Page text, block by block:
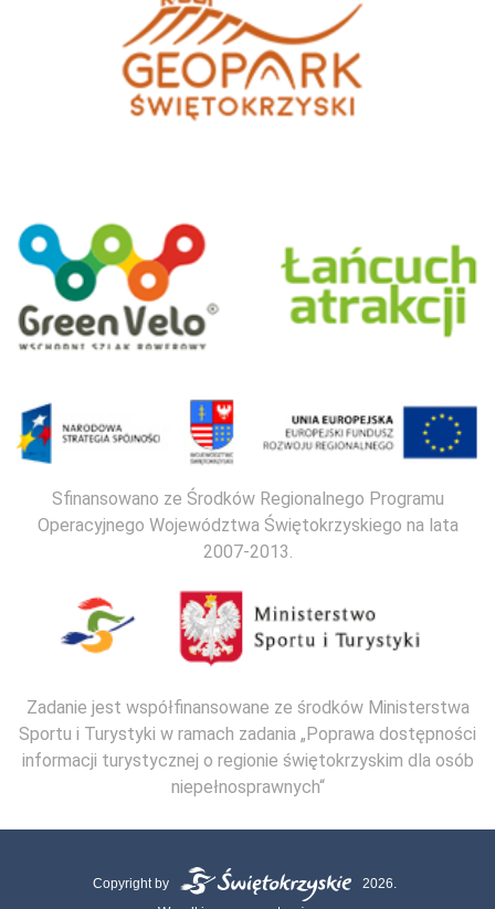
Sfinansowano ze Środków Regionalnego Programu
Operacyjnego Województwa Świętokrzyskiego na lata
2007-2013.
Zadanie jest współfinansowane ze środków Ministerstwa
Sportu i Turystyki w ramach zadania „Poprawa dostępności
informacji turystycznej o regionie świętokrzyskim dla osób
niepełnosprawnych“
Copyright by
2026.